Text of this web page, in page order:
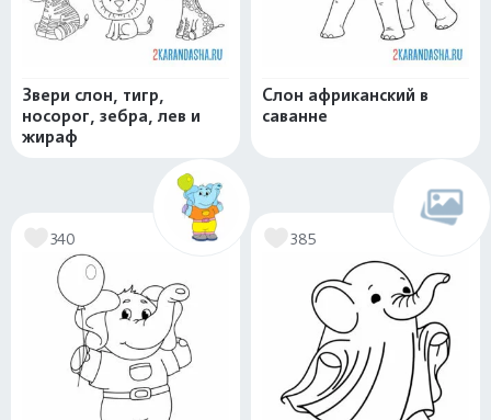
Звери слон, тигр,
носорог, зебра, лев и
жираф
Слон африканский в
саванне
340 385